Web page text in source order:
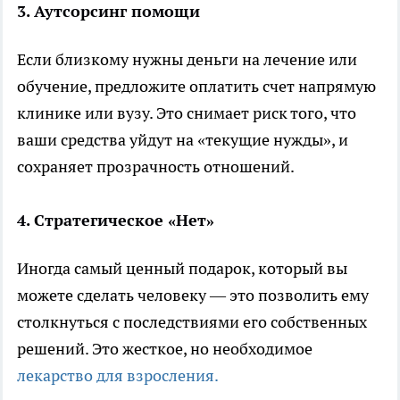
3. Аутсорсинг помощи
Если близкому нужны деньги на лечение или
обучение, предложите оплатить счет напрямую
клинике или вузу. Это снимает риск того, что
ваши средства уйдут на «текущие нужды», и
сохраняет прозрачность отношений.
4. Стратегическое «Нет»
Иногда самый ценный подарок, который вы
можете сделать человеку — это позволить ему
столкнуться с последствиями его собственных
решений. Это жесткое, но необходимое
лекарство для взросления.